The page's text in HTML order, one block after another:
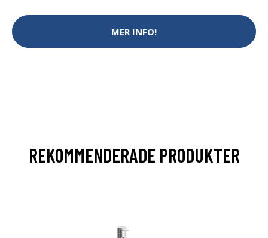
MER INFO!
REKOMMENDERADE PRODUKTER